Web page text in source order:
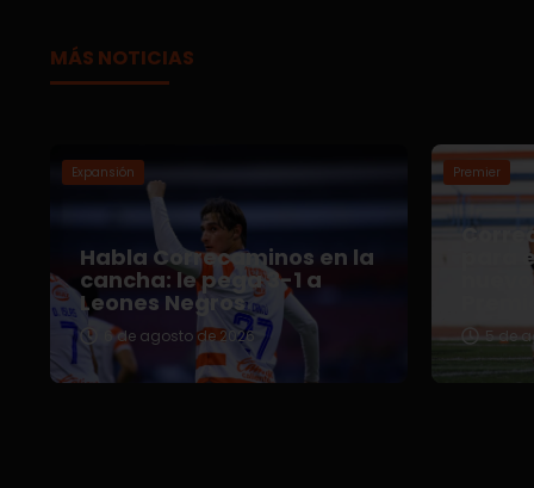
MÁS NOTICIAS
Expansión
Habla Correcaminos en la
cancha: le pega 3-1 a
Leones Negros
6 de agosto de 2026
Premier
para
5 de